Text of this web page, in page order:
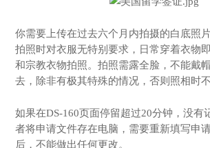
你需要上传在过去六个月内拍摄的白底照
拍照时对衣服无特别要求，日常穿着衣物
和宗教衣物拍照。拍照需露全脸，不能戴
去，除非有极其特殊的情况，否则照相时不
如果在DS-160页面停留超过20分钟，没有
者将申请文件存在电脑，需要重新填写申
后，不能做出任何更改。